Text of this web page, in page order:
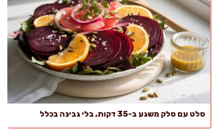
סלט עם סלק משגע ב-35 דקות, בלי גבינה בכלל